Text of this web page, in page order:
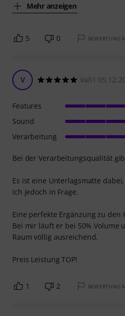
Mehr anzeigen
5 0 BEWERTUNG
V Vali1
Bei der Verarbeitungsqualität
Es ist eine Unterlagsmatte
ich jedoch in Frage.
Eine perfekte Ergänzung zu den
Bei mir läuft er bei 50% Volume
Raum völlig ausreichend.
Preis Leistung TOP!
Features
Sound
Verarbeitung
1 2 BEWERTUNG